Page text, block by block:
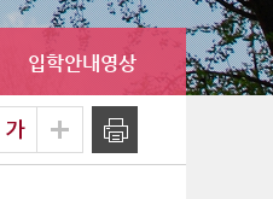
입학안내영상
확대 출력